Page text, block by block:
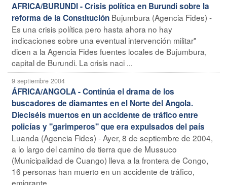
AFRICA/BURUNDI - Crisis política en Burundi sobre la
reforma de la Constitución Bujumbura (Agencia Fides) -
Es una crisis política pero hasta ahora no hay
indicaciones sobre una eventual intervención militar"
dicen a la Agencia Fides fuentes locales de Bujumbura,
capital de Burundi. La crisis naci ...
9 septiembre 2004
ÁFRICA/ANGOLA - Continúa el drama de los
buscadores de diamantes en el Norte del Angola.
Dieciséis muertos en un accidente de tráfico entre
policías y "garimperos" que era expulsados del país
Luanda (Agencia Fides) - Ayer, 8 de septiembre de 2004,
a lo largo del camino de tierra que de Mussuco
(Municipalidad de Cuango) lleva a la frontera de Congo,
16 personas han muerto en un accidente de tráfico,
emigrante ...